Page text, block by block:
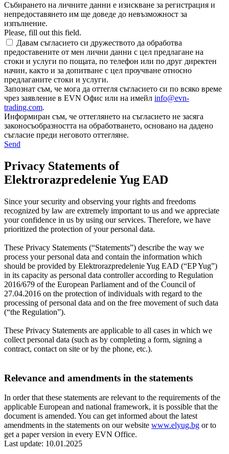
Събирането на личните данни е изискване за регистрация и
непредоставянето им ще доведе до невъзможност за
изпълнение.
Please, fill out this field.
Давам съгласието си дружеството да обработва
предоставените от мен лични данни с цел предлагане на
стоки и услуги по пощата, по телефон или по друг директен
начин, както и за допитване с цел проучване относно
предлаганите стоки и услуги.
Запознат съм, че мога да оттегля съгласието си по всяко време
чрез заявление в EVN Офис или на имейл info@evn-
trading.com.
Информиран съм, че оттеглянето на съгласието не засяга
законосъобразността на обработването, основано на дадено
съгласие преди неговото оттегляне.
Send
Privacy Statements of
Elektrorazpredelenie Yug EAD
Since your security and observing your rights and freedoms
recognized by law are extremely important to us and we appreciate
your confidence in us by using our services. Therefore, we have
prioritized the protection of your personal data.
These Privacy Statements (“Statements”) describe the way we
process your personal data and contain the information which
should be provided by Elektrorazpredelenie Yug EAD (“EP Yug”)
in its capacity as personal data controller according to Regulation
2016/679 of the European Parliament and of the Council of
27.04.2016 on the protection of individuals with regard to the
processing of personal data and on the free movement of such data
(“the Regulation”).
These Privacy Statements are applicable to all cases in which we
collect personal data (such as by completing a form, signing a
contract, contact on site or by the phone, etc.).
Relevance and amendments in the statements
In order that these statements are relevant to the requirements of the
applicable European and national framework, it is possible that the
document is amended. You can get informed about the latest
amendments in the statements on our website www.elyug.bg or to
get a paper version in every EVN Оffice.
Last update: 10.01.2025